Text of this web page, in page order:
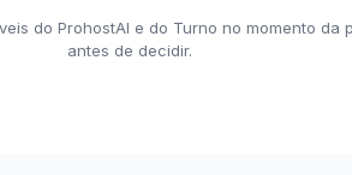
do ProhostAI e do Turno no momento
antes de decidir.